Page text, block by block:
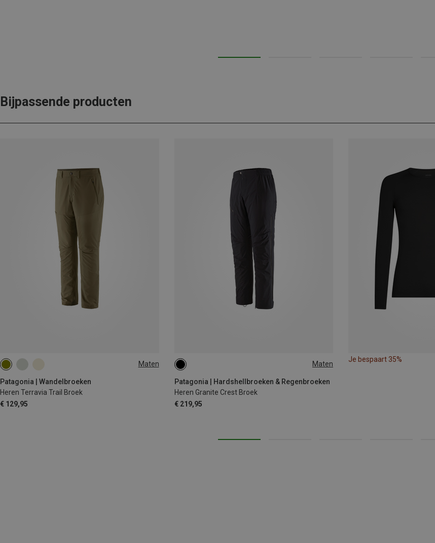
Bijpassende producten
Maten
Patagonia | Wandelbroeken
Heren Terravia Trail Broek
€ 129,95
XS Maten
Patagonia | Hardshellbroeken & Regenbroeken
Heren Granite Crest Broek
€ 219,95
S
Je bespaart 35%